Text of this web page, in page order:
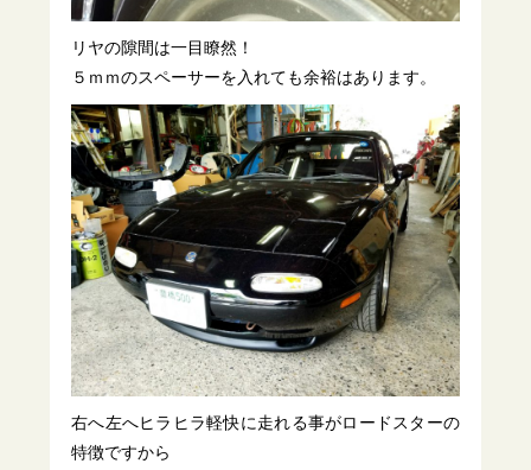
リヤの隙間は一目瞭然！
５ｍｍのスペーサーを入れても余裕はあります。
右へ左へヒラヒラ軽快に走れる事がロードスターの
特徴ですから